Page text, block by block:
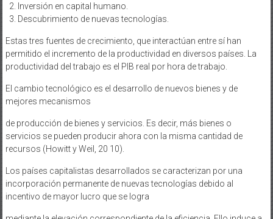
Inversión en capital humano.
Descubrimiento de nuevas tecnologías.
Estas tres fuentes de crecimiento, que interactúan entre sí han
permitido el incremento de la productividad en diversos países. La
productividad del trabajo es el PIB real por hora de trabajo.
El cambio tecnológico es el desarrollo de nuevos bienes y de
mejores mecanismos
de producción de bienes y servicios. Es decir, más bienes o
servicios se pueden producir ahora con la misma cantidad de
recursos (Howitt y Weil, 20 10).
Los países capitalistas desarrollados se caracterizan por una
incorporación permanente de nuevas tecnologías debido al
incentivo de mayor lucro que se logra